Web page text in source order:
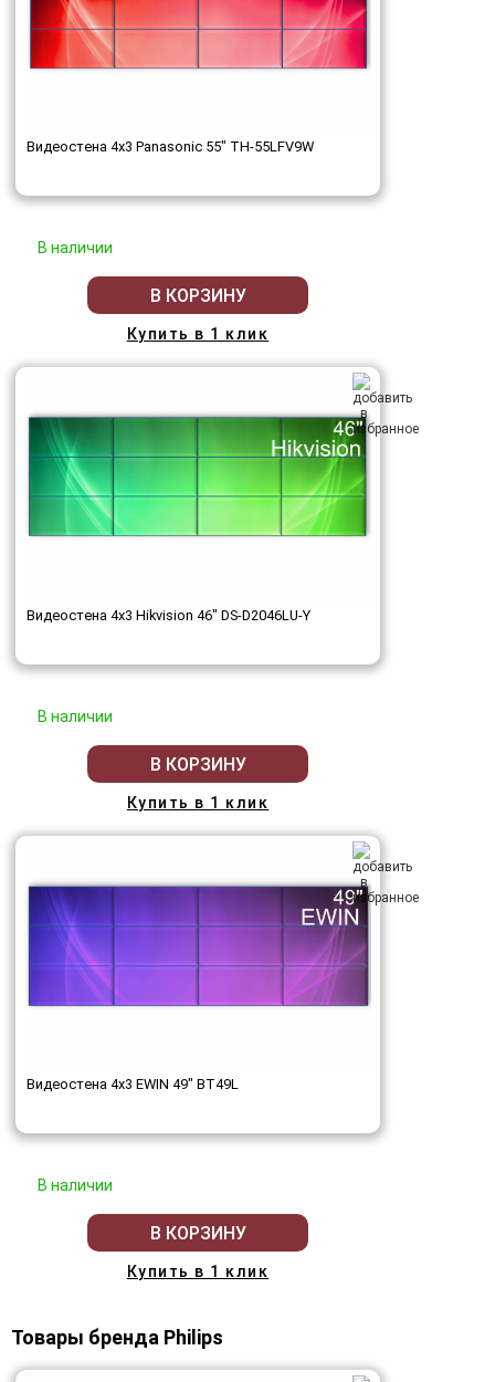
Видеостена 4x3 Panasonic 55" TH-55LFV9W
В наличии
В КОРЗИНУ
Купить в 1 клик
Видеостена 4x3 Hikvision 46" DS-D2046LU-Y
В наличии
В КОРЗИНУ
Купить в 1 клик
Видеостена 4x3 EWIN 49" BT49L
В наличии
В КОРЗИНУ
Купить в 1 клик
Товары бренда Philips